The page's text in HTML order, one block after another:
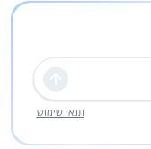
שליחה
תנאי שימוש